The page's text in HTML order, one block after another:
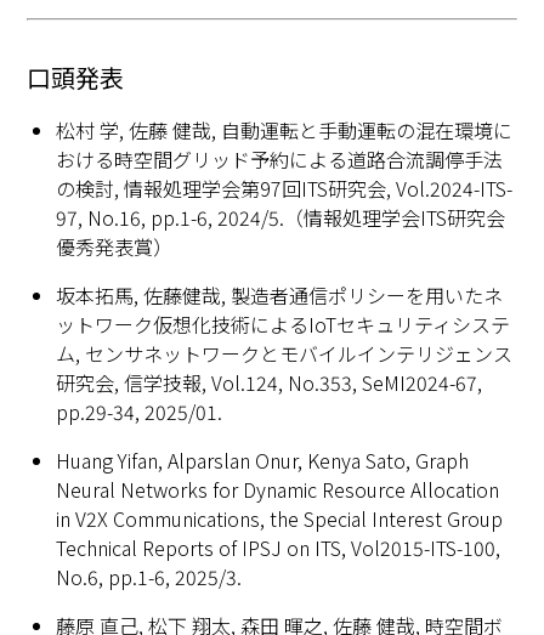
口頭発表
松村 学, 佐藤 健哉, 自動運転と手動運転の混在環境に
おける時空間グリッド予約による道路合流調停手法
の検討, 情報処理学会第97回ITS研究会, Vol.2024-ITS-
97, No.16, pp.1-6, 2024/5.（情報処理学会ITS研究会
優秀発表賞）
坂本拓馬, 佐藤健哉, 製造者通信ポリシーを用いたネ
ットワーク仮想化技術によるIoTセキュリティシステ
ム, センサネットワークとモバイルインテリジェンス
研究会, 信学技報, Vol.124, No.353, SeMI2024-67,
pp.29-34, 2025/01.
Huang Yifan, Alparslan Onur, Kenya Sato, Graph
Neural Networks for Dynamic Resource Allocation
in V2X Communications, the Special Interest Group
Technical Reports of IPSJ on ITS, Vol2015-ITS-100,
No.6, pp.1-6, 2025/3.
藤原 直己, 松下 翔太, 森田 暉之, 佐藤 健哉, 時空間ボ